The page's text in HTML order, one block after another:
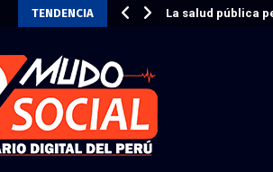
TENDENCIA La salud pública